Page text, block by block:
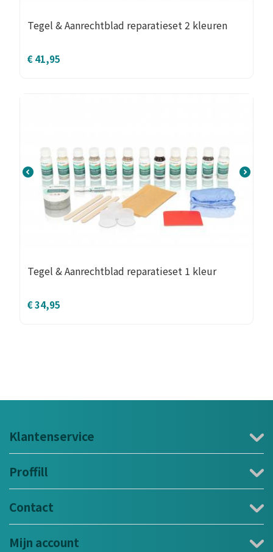
Tegel & Aanrechtblad reparatieset 2 kleuren
€41,95
Tegel & Aanrechtblad reparatieset 1 kleur
€34,95
Klantenservice
Proffill
Contact
Mijn account